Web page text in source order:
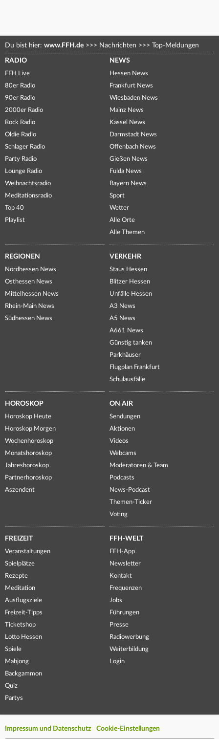
Du bist hier: www.FFH.de >>> Nachrichten >>> Top-Meldungen
RADIO
FFH Live
80er Radio
90er Radio
2000er Radio
Rock Radio
Oldie Radio
Schlager Radio
Party Radio
Lounge Radio
Weihnachtsradio
Meditationsradio
Top 40
Playlist
NEWS
Hessen News
Frankfurt News
Wiesbaden News
Mainz News
Kassel News
Darmstadt News
Offenbach News
Gießen News
Fulda News
Bayern News
Sport
Wetter
Alle Orte
Alle Themen
REGIONEN
Nordhessen News
Osthessen News
Mittelhessen News
Rhein-Main News
Südhessen News
VERKEHR
Staus Hessen
Blitzer Hessen
Unfälle Hessen
A3 News
A5 News
A661 News
Günstig tanken
Parkhäuser
Flugplan Frankfurt
Schulausfälle
HOROSKOP
Horoskop Heute
Horoskop Morgen
Wochenhoroskop
Monatshoroskop
Jahreshoroskop
Partnerhoroskop
Aszendent
ON AIR
Sendungen
Aktionen
Videos
Webcams
Moderatoren & Team
Podcasts
News-Podcast
Themen-Ticker
Voting
FREIZEIT
Veranstaltungen
Spielplätze
Rezepte
Meditation
Ausflugsziele
Freizeit-Tipps
Ticketshop
Lotto Hessen
Spiele
Mahjong
Backgammon
Quiz
Partys
FFH-WELT
FFH-App
Newsletter
Kontakt
Frequenzen
Jobs
Führungen
Presse
Radiowerbung
Weiterbildung
Login
Impressum und Datenschutz Cookie-Einstellungen